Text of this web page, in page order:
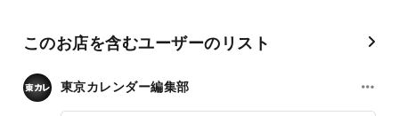
このお店を含むユーザーのリスト
東京カレンダー編集部